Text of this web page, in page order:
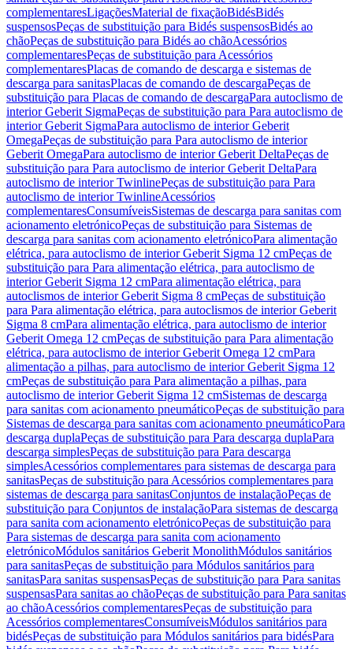
complementaresLigaçõesMaterial de fixaçãoBidésBidés
suspensosPeças de substituição para Bidés suspensosBidés ao
chãoPeças de substituição para Bidés ao chãoAcessórios
complementaresPeças de substituição para Acessórios
complementaresPlacas de comando de descarga e sistemas de
descarga para sanitasPlacas de comando de descargaPeças de
substituição para Placas de comando de descargaPara autoclismo de
interior Geberit SigmaPeças de substituição para Para autoclismo de
interior Geberit SigmaPara autoclismo de interior Geberit
OmegaPeças de substituição para Para autoclismo de interior
Geberit OmegaPara autoclismo de interior Geberit DeltaPeças de
substituição para Para autoclismo de interior Geberit DeltaPara
autoclismo de interior TwinlinePeças de substituição para Para
autoclismo de interior TwinlineAcessórios
complementaresConsumíveisSistemas de descarga para sanitas com
acionamento eletrónicoPeças de substituição para Sistemas de
descarga para sanitas com acionamento eletrónicoPara alimentação
elétrica, para autoclismo de interior Geberit Sigma 12 cmPeças de
substituição para Para alimentação elétrica, para autoclismo de
interior Geberit Sigma 12 cmPara alimentação elétrica, para
autoclismos de interior Geberit Sigma 8 cmPeças de substituição
para Para alimentação elétrica, para autoclismos de interior Geberit
Sigma 8 cmPara alimentação elétrica, para autoclismo de interior
Geberit Omega 12 cmPeças de substituição para Para alimentação
elétrica, para autoclismo de interior Geberit Omega 12 cmPara
alimentação a pilhas, para autoclismo de interior Geberit Sigma 12
cmPeças de substituição para Para alimentação a pilhas, para
autoclismo de interior Geberit Sigma 12 cmSistemas de descarga
para sanitas com acionamento pneumáticoPeças de substituição para
Sistemas de descarga para sanitas com acionamento pneumáticoPara
descarga duplaPeças de substituição para Para descarga duplaPara
descarga simplesPeças de substituição para Para descarga
simplesAcessórios complementares para sistemas de descarga para
sanitasPeças de substituição para Acessórios complementares para
sistemas de descarga para sanitasConjuntos de instalaçãoPeças de
substituição para Conjuntos de instalaçãoPara sistemas de descarga
para sanita com acionamento eletrónicoPeças de substituição para
Para sistemas de descarga para sanita com acionamento
eletrónicoMódulos sanitários Geberit MonolithMódulos sanitários
para sanitasPeças de substituição para Módulos sanitários para
sanitasPara sanitas suspensasPeças de substituição para Para sanitas
suspensasPara sanitas ao chãoPeças de substituição para Para sanitas
ao chãoAcessórios complementaresPeças de substituição para
Acessórios complementaresConsumíveisMódulos sanitários para
bidésPeças de substituição para Módulos sanitários para bidésPara